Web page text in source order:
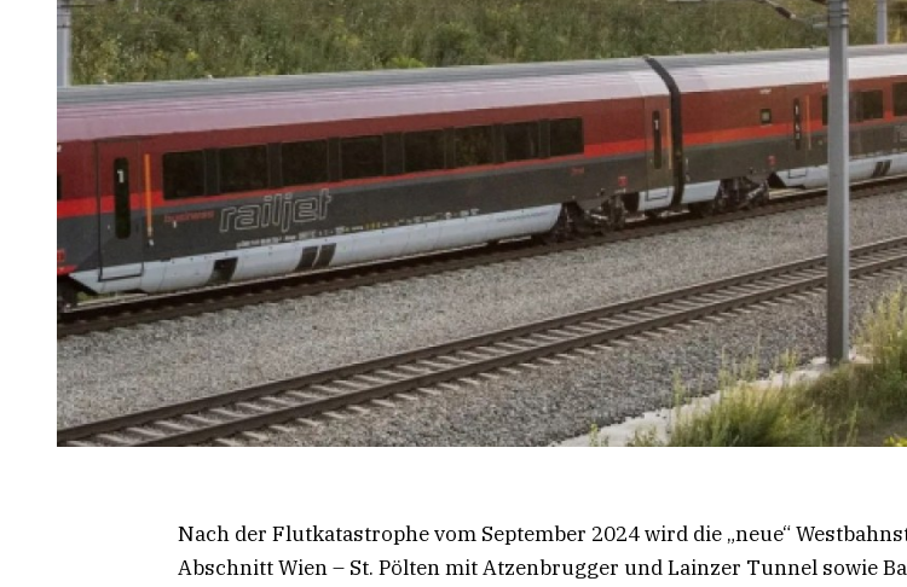
Nach der Flutkatastrophe vom September 2024 wird die „neue“
Abschnitt Wien – St. Pölten mit Atzenbrugger und Lainzer Tunnel sowie